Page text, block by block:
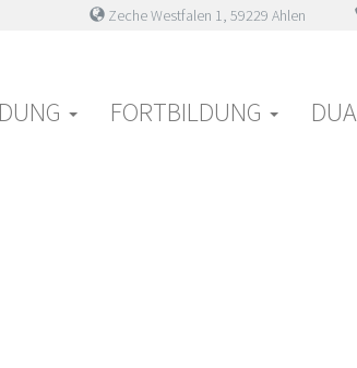
Zeche Westfalen 1, 59229 Ahlen
FORTBILDUNG